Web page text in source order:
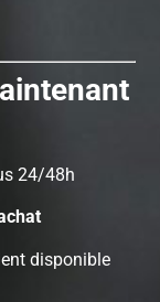
24/48h
disponible